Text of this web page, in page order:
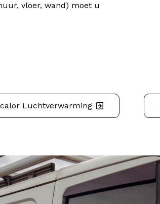
vloer, wand) moet u
Luchtverwarming